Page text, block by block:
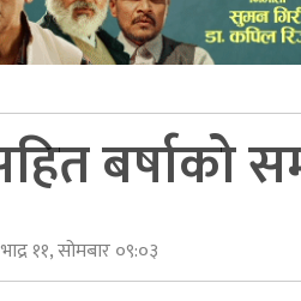
बर्षाको
११, सोमबार ०९:०३